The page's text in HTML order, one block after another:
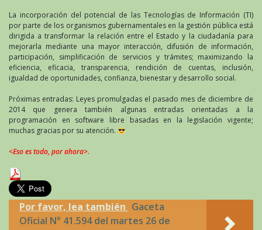
La incorporación del potencial de las Tecnologías de Información (TI)
por parte de los organismos gubernamentales en la gestión pública está
dirigida a transformar la relación entre el Estado y la ciudadanía para
mejorarla mediante una mayor interacción, difusión de información,
participación, simplificación de servicios y trámites; maximizando la
eficiencia, eficacia, transparencia, rendición de cuentas, inclusión,
igualdad de oportunidades, confianza, bienestar y desarrollo social.
Próximas entradas: Leyes promulgadas el pasado mes de diciembre de
2014 que genera también algunas entradas orientadas a la
programación en software libre basadas en la legislación vigente;
muchas gracias por su atención.
<Eso es todo, por ahora>.
Por favor, lea también Gaceta
Oficial N° 41.594 del martes 26 de